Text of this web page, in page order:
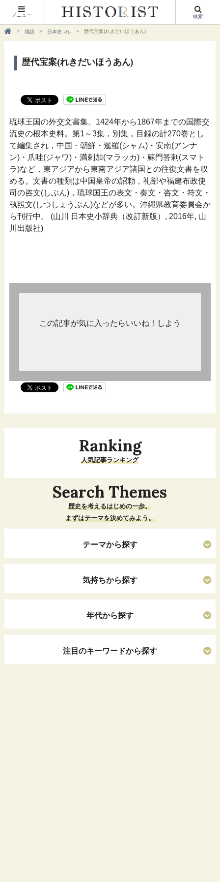
メニュー 検索
用語 日本史 -れ- 歴代宝案(れきだいほうあん)
歴代宝案(れきだいほうあん)
琉球王国の外交文書集。1424年から1867年までの国際交
流史の根本史料。第1～3集，別集，目録の計270巻とし
て編集され，中国・朝鮮・暹羅(シャム)・安南(アンナ
ン)・爪哇(ジャワ)・満剌加(マラッカ)・蘇門答剌(スマト
ラ)など，東アジアから東南アジア諸国との往復文書を収
める。文書の種類は中国皇帝の詔勅，礼部や福建布政使
司の咨文(しぶん)，琉球国王の表文・奏文・咨文・符文・
執照文(しつしょうぶん)などが多い。沖縄県教育委員会か
ら刊行中。 (山川 日本史小辞典（改訂新版）, 2016年, 山
川出版社)
この記事が気に入ったらいいね！しよう
Ranking
人気記事ランキング
Search Themes
歴史を考えるはじめの一歩。
まずはテーマを決めてみよう。
テーマから探す
気持ちから探す
年代から探す
注目のキーワードから探す